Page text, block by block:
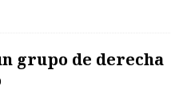
grupo de derecha